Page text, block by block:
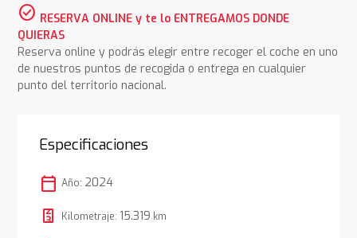
check_circle RESERVA ONLINE y te lo ENTREGAMOS DONDE
QUIERAS
Reserva online y podrás elegir entre recoger el coche en uno
de nuestros puntos de recogida o entrega en cualquier
punto del territorio nacional.
Especificaciones
calendar_today Año: 2024
Kilometraje: 15.319 km